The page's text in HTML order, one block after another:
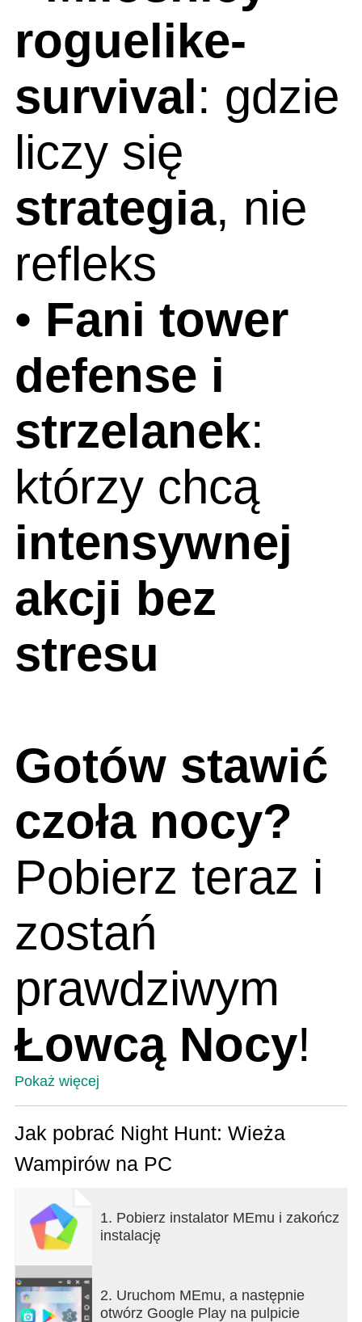
roguelike-
survival: gdzie
liczy się
strategia, nie
refleks
• Fani tower
defense i
strzelanek:
którzy chcą
intensywnej
akcji bez
stresu
Gotów stawić
czoła nocy?
Pobierz teraz i
zostań
prawdziwym
Łowcą Nocy!
Pokaż więcej
Jak pobrać Night Hunt: Wieża
Wampirów na PC
1. Pobierz instalator MEmu i zakończ
instalację
2. Uruchom MEmu, a następnie
otwórz Google Play na pulpicie